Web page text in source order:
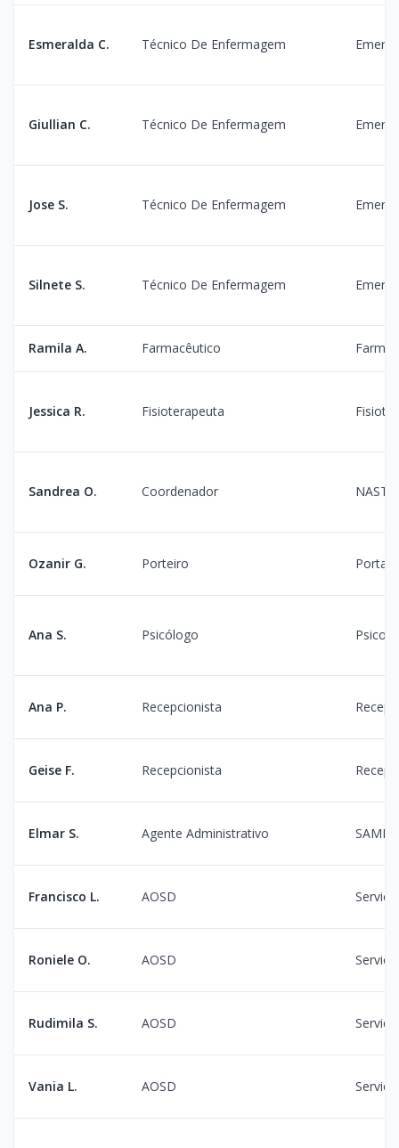
Esmeralda C. Técnico De Enfermagem
Giullian C. Técnico De Enfermagem
Jose S. Técnico De Enfermagem
Silnete S. Técnico De Enfermagem
Ramila A. Farmacêutico
Jessica R. Fisioterapeuta
Sandrea O. Coordenador NAST
Ozanir G. Porteiro
Ana S. Psicólogo
Ana P. Recepcionista
Geise F. Recepcionista
Elmar S. Agente Administrativo SAME
Francisco L. AOSD
Roniele O. AOSD
Rudimila S. AOSD
Vania L. AOSD